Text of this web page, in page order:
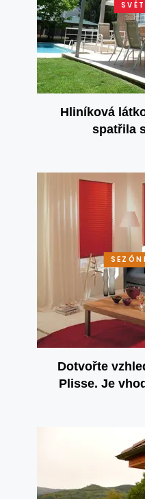
Hliníková
spatřila
Dotvořte
Plisse. Je